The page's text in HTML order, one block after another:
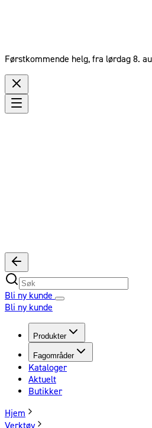
Førstkommende helg, fra lørdag 8.
Bli ny kunde
Bli ny kunde
Produkter
Fagområder
Kataloger
Aktuelt
Butikker
Hjem
Verktøy